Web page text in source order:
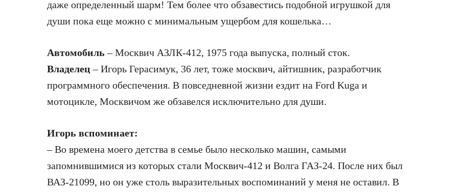
даже определенный шарм! Тем более что обзавестись подобной игрушкой для
души пока еще можно с минимальным ущербом для кошелька…
Автомобиль – Москвич АЗЛК-412, 1975 года выпуска, полный сток.
Владелец – Игорь Герасимук, 36 лет, тоже москвич, айтишник, разработчик
программного обеспечения. В повседневной жизни ездит на Ford Kuga и
мотоцикле, Москвичом же обзавелся исключительно для души.
Игорь вспоминает:
– Во времена моего детства в семье было несколько машин, самыми
запомнившимися из которых стали Москвич-412 и Волга ГАЗ-24. После них был
ВАЗ-21099, но он уже столь выразительных воспоминаний у меня не оставил. В